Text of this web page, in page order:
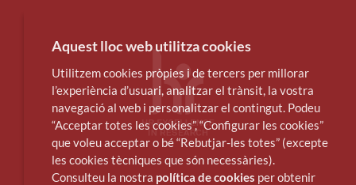
Aquest lloc web utilitza cookies
Utilitzem cookies pròpies i de tercers per millorar
l’experiència d’usuari, analitzar el trànsit, la vostra
navegació al web i personalitzar el contingut. Podeu
“Acceptar totes les cookies”, “Configurar les cookies”
que voleu acceptar o bé “Rebutjar-les totes” (excepte
les cookies tècniques que són necessàries).
Consulteu la nostra política de cookies per obtenir